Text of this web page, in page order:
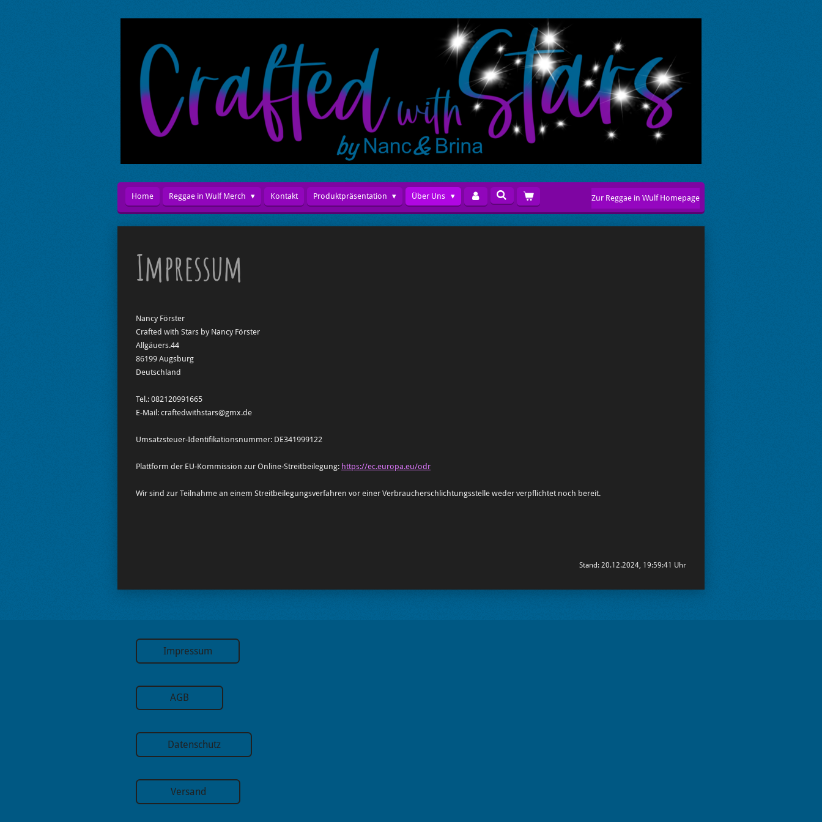
Home Reggae in Wulf Merch Kontakt Produktpräsentation Über Uns Zur Reggae in Wulf Homepage
Impressum
Nancy Förster
Crafted with Stars by Nancy Förster
Allgäuers.44
86199 Augsburg
Deutschland
Tel.: 082120991665
E-Mail: craftedwithstars@gmx.de
Umsatzsteuer-Identifikationsnummer: DE341999122
Plattform der EU-Kommission zur Online-Streitbeilegung: https://ec.europa.eu/odr
Wir sind zur Teilnahme an einem Streitbeilegungsverfahren vor einer Verbraucherschlichtungsstelle weder verpflichtet noch bereit.
Stand: 20.12.2024, 19:59:41 Uhr
Impressum
AGB
Datenschutz
Versand